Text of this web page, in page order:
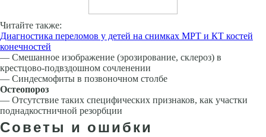
Читайте также:
Диагностика переломов у детей на снимках МРТ и КТ костей
конечностей
— Смешанное изображение (эрозирование, склероз) в
крестцово-подвздошном сочленении
— Синдесмофиты в позвоночном столбе
Остеопороз
— Отсутствие таких специфических признаков, как участки
поднадкостничной резорбции
Советы и ошибки